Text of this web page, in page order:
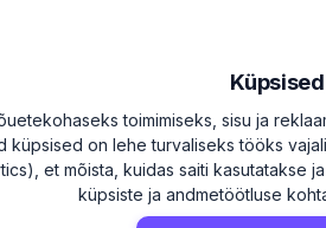
toimimiseks, sisu ja
küpsised on lehe turvaliseks tööks
et mõista, kuidas saiti kasutatakse
küpsiste ja andmetöötluse